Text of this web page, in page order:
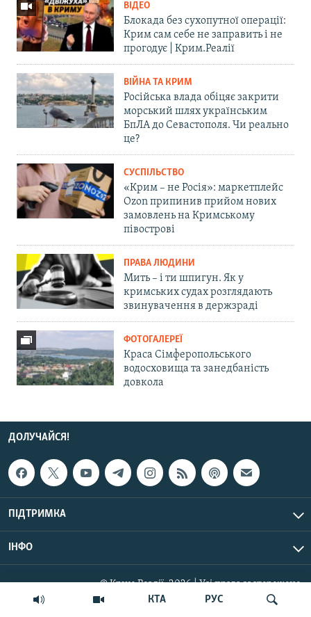
КТА РУС
ВІДЕО
Блокада без сухопутної операції:
Крим сам себе не заправить і не
прогодує | Крим.Реалії
ВІЙНА ТА КРИМ
Російська влада обіцяє закрити
морський шлях українським
БпЛА до Севастополя. Чи реально
це?
СУСПІЛЬСТВО
«Крим – не Росія»: маркетплейс
Ozon припинив прийом нових
замовлень на Кримському
півострові
ПРАВА ЛЮДИНИ
Мить – і ти шпигун. Як у
кримських судах розглядають
звинувачення в держзраді
ФОТОГАЛЕРЕЇ
Краса Сімферопольського
водосховища та занедбаність
довкола
ДОЛУЧАЙСЯ!
ПІДТРИМКА
ІНФО
© Крим.Реалії, 2026 | Усі права застережено.